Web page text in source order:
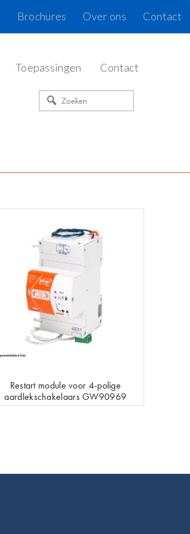
Contact
Over ons
Brochures
Toepassingen Contact
Zoeken
Restart module voor 4-polige
aardlekschakelaars GW90969